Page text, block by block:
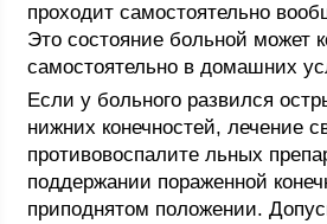
проходит самостоятельно
Это состояние больной может
самостоятельно в домашних
Если у больного развился
нижних конечностей, лечение
противовоспалите льных
поддержании пораженной
приподнятом положении.